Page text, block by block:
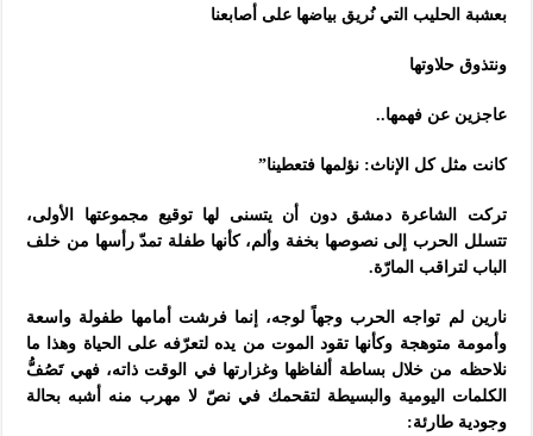
بعشبة الحليب التي نُريق بياضها على أصابعنا
ونتذوق حلاوتها
عاجزين عن فهمها..
كانت مثل كل الإناث: نؤلمها فتعطينا”
تركت الشاعرة دمشق دون أن يتسنى لها توقيع مجموعتها الأولى،
تتسلل الحرب إلى نصوصها بخفة وألم، كأنها طفلة تمدّ رأسها من خلف
الباب لتراقب المارّة.
نارين لم تواجه الحرب وجهاً لوجه، إنما فرشت أمامها طفولة واسعة
وأمومة متوهجة وكأنها تقود الموت من يده لتعرّفه على الحياة وهذا ما
نلاحظه من خلال بساطة ألفاظها وغزارتها في الوقت ذاته، فهي تَصُفُّ
الكلمات اليومية والبسيطة لتقحمك في نصّ لا مهرب منه أشبه بحالة
وجودية طارئة: